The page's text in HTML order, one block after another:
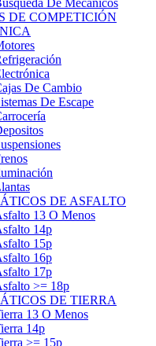
De Mecánicos
DE COMPETICIÓN
De Cambio
De Escape
DE ASFALTO
13 O Menos
14p
15p
16p
17p
>= 18p
DE TIERRA
13 O Menos
14p
>= 15p